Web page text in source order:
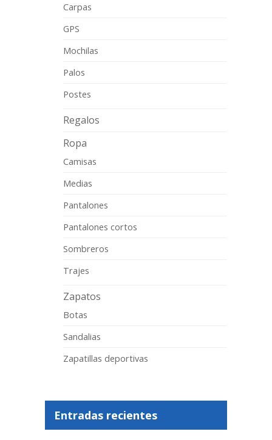
Carpas
GPS
Mochilas
Palos
Postes
Regalos
Ropa
Camisas
Medias
Pantalones
Pantalones cortos
Sombreros
Trajes
Zapatos
Botas
Sandalias
Zapatillas deportivas
Entradas recientes